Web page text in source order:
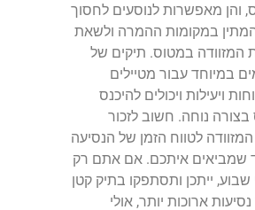
והן מאפשרות לנוסעים לחסוך
במקומות ההמרה ולשאת
המזוודה במטוס. תיקים של
במיוחד עבור מטיילים
ויעילות ויכולים להיכנס
נוחה. חשוב לזכור
לטווח הזמן של הנסיעה
שמביאים איתכם. אם אתם רק
שבוע, ייתכן ותסתפקו בתיק קטן
ארוכות יותר, אולי